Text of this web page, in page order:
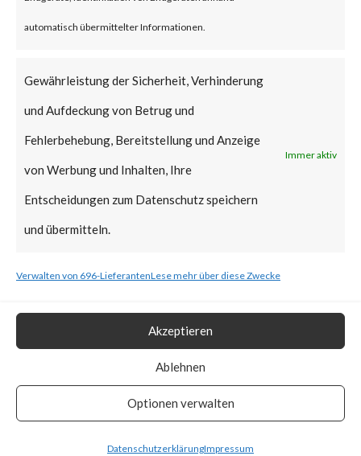
automatisch übermittelter Informationen.
Gewährleistung der Sicherheit, Verhinderung
und Aufdeckung von Betrug und
Fehlerbehebung, Bereitstellung und Anzeige
von Werbung und Inhalten, Ihre
Entscheidungen zum Datenschutz speichern
und übermitteln.
Immer aktiv
Verwalten von 696-LieferantenLese mehr über diese Zwecke
Akzeptieren
Ablehnen
Optionen verwalten
DatenschutzerklärungImpressum
reportedly executed using a
malware named “Sandals”.
Sandals malware leverages
credentials and hostnames
collected by the threat actor
prior to the deployment of
Sandals and Fantasy for lateral
deletes Windows event logs, all
files in system drive and file
system cache memory and
overwrites the Master Boot
Record (MBR).Who is behind the